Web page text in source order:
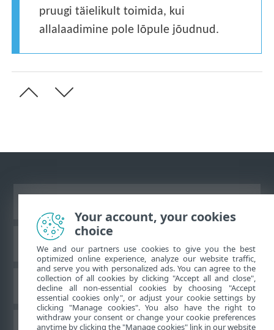
pruugi täielikult toimida, kui
allalaadimine pole lõpule jõudnud.
ESET teadmistebaas
ESET-i foorum
Your account, your cookies
choice
We and our partners use cookies to give you the best
optimized online experience, analyze our website traffic,
and serve you with personalized ads. You can agree to the
collection of all cookies by clicking "Accept all and close",
decline all non-essential cookies by choosing "Accept
essential cookies only", or adjust your cookie settings by
clicking "Manage cookies". You also have the right to
withdraw your consent or change your cookie preferences
anytime by clicking the "Manage cookies" link in our website